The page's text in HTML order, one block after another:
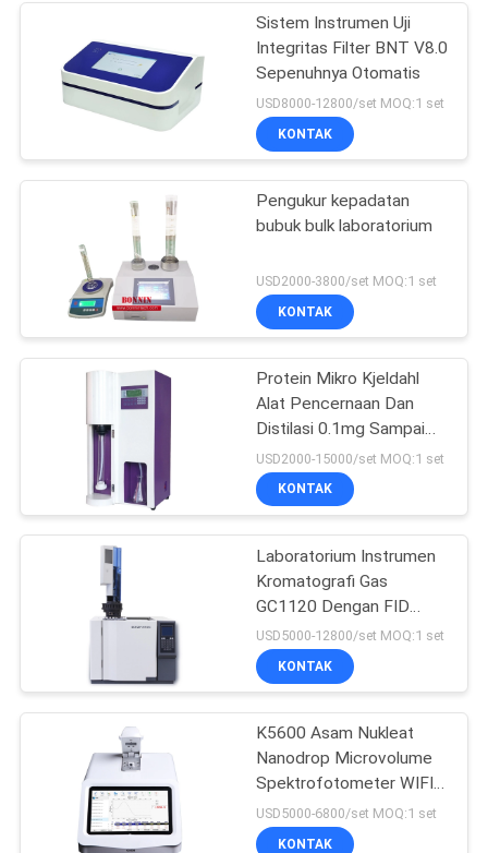
TGA DSC Instrumen
Termal
Kalorimeter
Pemindaian
Diferensial
Tekanan permukaan
cairan
9
Laboratorium
Vacuum Freeze
Dryer
Sistem Instrumen Uji
Integritas Filter BNT V8.0
Sepenuhnya Otomatis
USD8000-12800/set MOQ:1 set
KONTAK
Pengukur kepadatan
bubuk bulk laboratorium
USD2000-3800/set MOQ:1 set
KONTAK
Protein Mikro Kjeldahl
Alat Pencernaan Dan
Distilasi 0.1mg Sampai
200mg
USD2000-15000/set MOQ:1 set
KONTAK
Laboratorium Instrumen
Kromatografi Gas
GC1120 Dengan FID
TCD FPD NPD
USD5000-12800/set MOQ:1 set
KONTAK
K5600 Asam Nukleat
Nanodrop Microvolume
Spektrofotometer WIFI
Remote ISO
USD5000-6800/set MOQ:1 set
KONTAK